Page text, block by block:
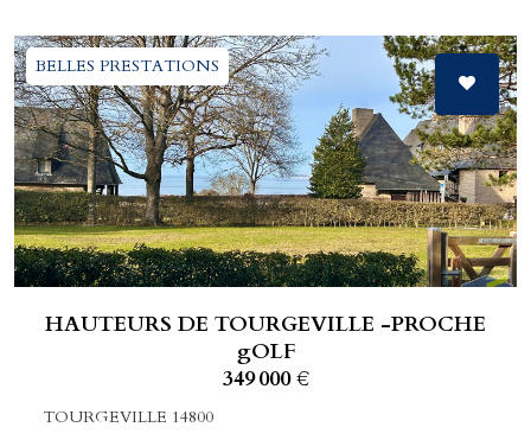
BELLES PRESTATIONS
HAUTEURS DE TOURGEVILLE -PROCHE
gOLF
349 000 €
TOURGEVILLE 14800